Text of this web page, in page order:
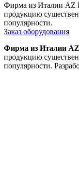
Фирма из Италии AZ
продукцию
популярности.
Заказ оборудования
Фирма из Италии
продукцию
популярности.